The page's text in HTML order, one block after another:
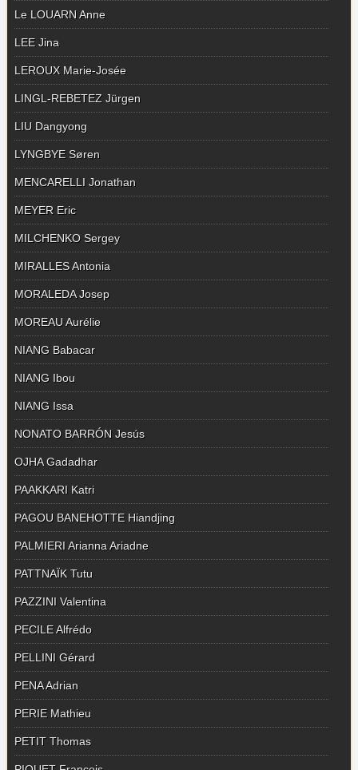
Le LOUARN Anne
LEE Jina
LEROUX Marie-Josée
LINGL-REBETEZ Jürgen
LIU Dangyong
LYNGBYE Søren
MENCARELLI Jonathan
MEYER Eric
MILCHENKO Sergey
MIRALLES Antonia
MORALEDA Josep
MOREAU Aurélie
NIANG Babacar
NIANG Ibou
NIANG Issa
NONATO BARRÓN Jesús
OJHA Gadadhar
PAAKKARI Katri
PAGOU BANEHOTTE Hiandjing
PALMIERI Arianna Ariadne
PATTNAÏK Tutu
PAZZINI Valentina
PECILE Alfrédo
PELLINI Gérard
PENA Adrian
PERIE Mathieu
PETIT Thomas